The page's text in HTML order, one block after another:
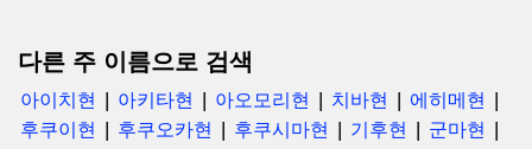
다른 주 이름으로 검색
아이치현 아키타현 아오모리현 치바현
에히메현
후쿠이현
후쿠오카현 후쿠시마현 기후현
군마현